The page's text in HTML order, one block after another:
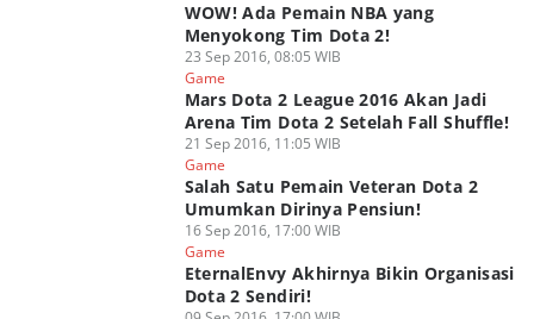
WOW! Ada Pemain NBA yang
Menyokong Tim Dota 2!
23 Sep 2016, 08:05 WIB
Game
Mars Dota 2 League 2016 Akan Jadi
Arena Tim Dota 2 Setelah Fall Shuffle!
21 Sep 2016, 11:05 WIB
Game
Salah Satu Pemain Veteran Dota 2
Umumkan Dirinya Pensiun!
16 Sep 2016, 17:00 WIB
Game
EternalEnvy Akhirnya Bikin Organisasi
Dota 2 Sendiri!